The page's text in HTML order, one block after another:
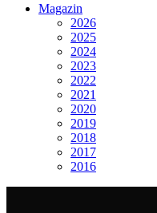
Magazin
2026
2025
2024
2023
2022
2021
2020
2019
2018
2017
2016